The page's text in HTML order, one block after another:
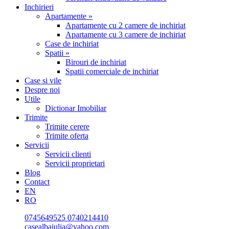
Inchirieri
Apartamente »
Apartamente cu 2 camere de inchiriat
Apartamente cu 3 camere de inchiriat
Case de inchiriat
Spatii »
Birouri de inchiriat
Spatii comerciale de inchiriat
Case si vile
Despre noi
Utile
Dictionar Imobiliar
Trimite
Trimite cerere
Trimite oferta
Servicii
Servicii clienti
Servicii proprietari
Blog
Contact
EN
RO
0745649525 0740214410
casealbaiulia@yahoo.com